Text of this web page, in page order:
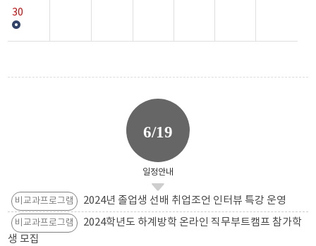
30
6/19
일정안내
비교과프로그램 2024년 졸업생 선배 취업조언 인터뷰 특강 운영
비교과프로그램
2024학년도 하계방학 온라인 직무부트캠프 참가학
생 모집